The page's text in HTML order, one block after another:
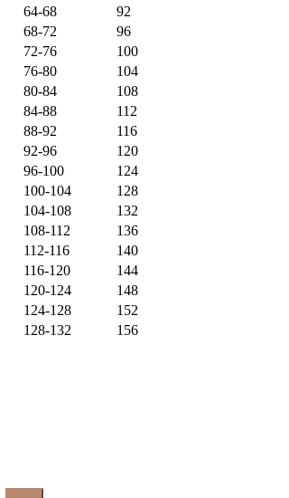
64-68
92
68-72
96
72-76
100
76-80
104
80-84
108
84-88
112
88-92
116
92-96
120
96-100
124
100-104
128
104-108
132
108-112
136
112-116
140
116-120
144
120-124
148
124-128
152
128-132
156